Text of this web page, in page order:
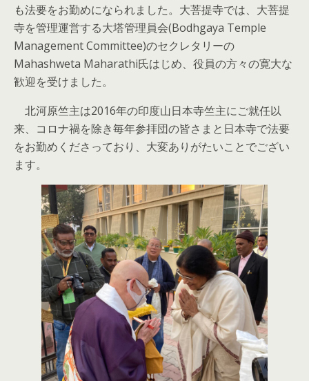
も法要をお勤めになられました。大菩提寺では、大菩提
寺を管理運営する大塔管理員会(Bodhgaya Temple
Management Committee)のセクレタリーの
Mahashweta Maharathi氏はじめ、役員の方々の寛大な
歓迎を受けました。
北河原竺主は2016年の印度山日本寺竺主にご就任以
来、コロナ禍を除き毎年参拝団の皆さまと日本寺で法要
をお勤めくださっており、大変ありがたいことでござい
ます。